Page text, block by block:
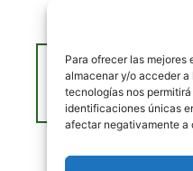
Para ofrecer las
almacenar y/o acceder
tecnologías nos
identificaciones únicas
afectar negativamente
AÑADIR AL
CARRITO